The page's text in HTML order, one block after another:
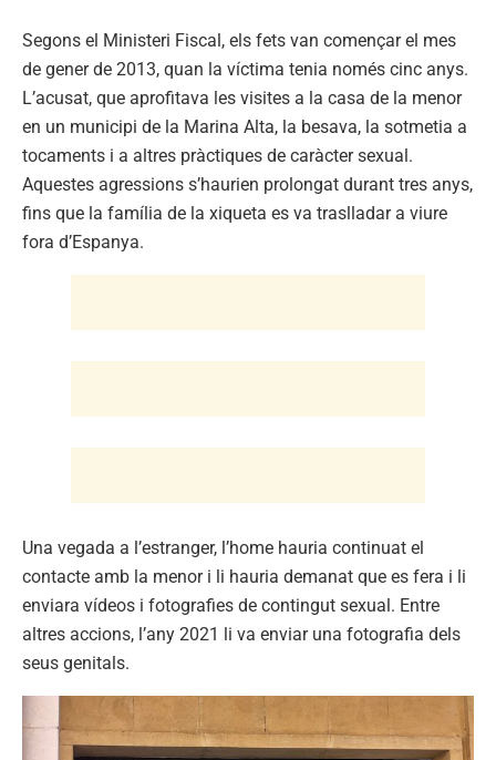
Segons el Ministeri Fiscal, els fets van començar el mes
de gener de 2013, quan la víctima tenia només cinc anys.
L’acusat, que aprofitava les visites a la casa de la menor
en un municipi de la Marina Alta, la besava, la sotmetia a
tocaments i a altres pràctiques de caràcter sexual.
Aquestes agressions s’haurien prolongat durant tres anys,
fins que la família de la xiqueta es va traslladar a viure
fora d’Espanya.
Una vegada a l’estranger, l’home hauria continuat el
contacte amb la menor i li hauria demanat que es fera i li
enviara vídeos i fotografies de contingut sexual. Entre
altres accions, l’any 2021 li va enviar una fotografia dels
seus genitals.